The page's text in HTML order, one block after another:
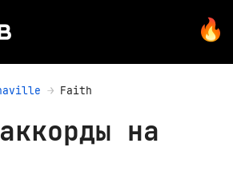
Faith
на